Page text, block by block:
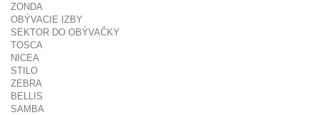
ZONDA
OBÝVACIE IZBY
SEKTOR DO OBÝVAČKY
TOSCA
NICEA
STILO
ZEBRA
BELLIS
SAMBA